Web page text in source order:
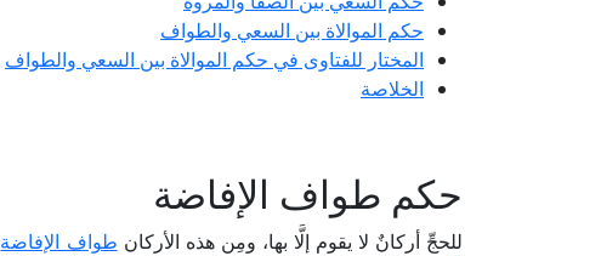
حكم الموالاة بين السعي والطواف
المختار للفتاوى في حكم الموالاة بين السعي والطواف
الخلاصة
حكم طواف الإفاضة
للحجِّ أركانٌ لا يقوم إلَّا بها، ومِن هذه الأركان طواف الإفاضة